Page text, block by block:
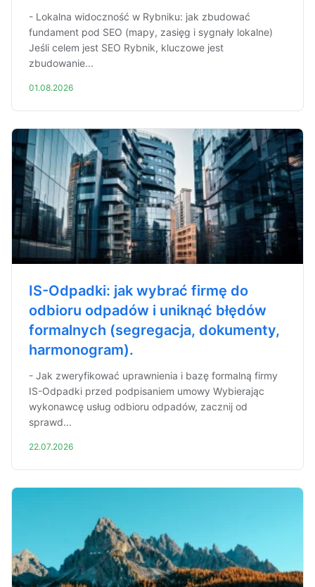
- Lokalna widoczność w Rybniku: jak zbudować
fundament pod SEO (mapy, zasięg i sygnały lokalne)
Jeśli celem jest SEO Rybnik, kluczowe jest
zbudowanie...
01.08.2026
IS-Odpadki: jak wybrać firmę do
odbioru odpadów i uniknąć błędów
formalnych (segregacja, dokumenty,
harmonogram).
- Jak zweryfikować uprawnienia i bazę formalną firmy
IS-Odpadki przed podpisaniem umowy Wybierając
wykonawcę usług odbioru odpadów, zacznij od
sprawd...
22.07.2026